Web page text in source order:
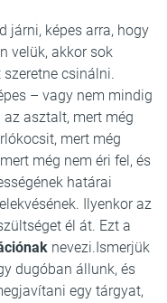
járni, képes arra, hogy
velük, akkor sok
szeretne csinálni.
– vagy nem mindig
asztalt, mert még
mert még
még nem éri fel, és
határai
Ilyenkor az
él át. Ezt a
nevezi.Ismerjük
dugóban állunk, és
egy tárgyat,